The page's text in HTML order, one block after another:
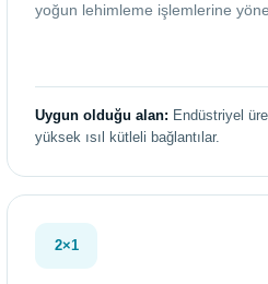
yoğun lehimleme işlemlerine
Uygun olduğu alan: Endüstriyel
yüksek ısıl kütleli bağlantılar.
2×1